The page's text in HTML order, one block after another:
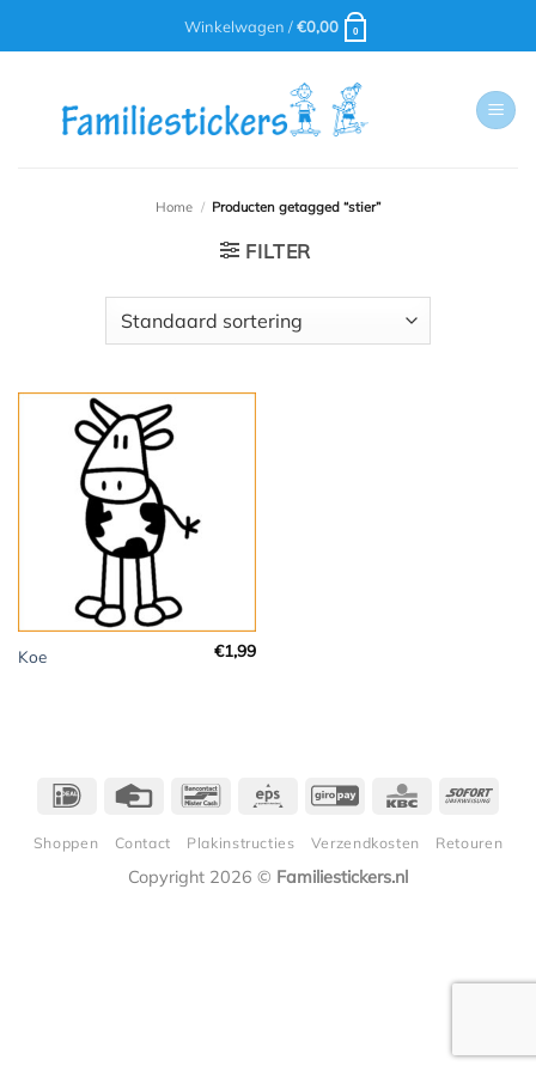
Winkelwagen /€0,00 0
Home / Producten getagged “stier”
FILTER
Koe €1,99
IDeal
Credit
Bancontact
Eps GiroPay KBC
Shoppen Contact Plakinstructies Verzendkosten Retouren
Copyright 2026 © Familiestickers.nl